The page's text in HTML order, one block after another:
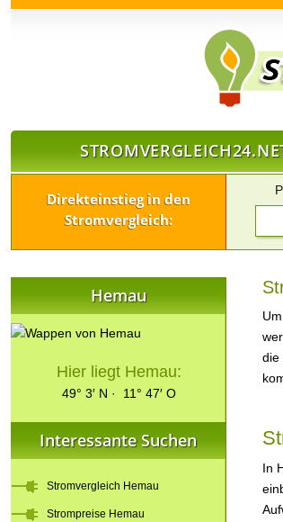
Direkteinstieg in den
Stromvergleich:
die
In
Hemau
Hier liegt Hemau:
49° 3′ N · 11° 47′ O
Interessante Suchen
Stromvergleich Hemau
Strompreise Hemau